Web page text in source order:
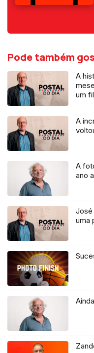
Pode também
A
um
A
A
ano
José
uma